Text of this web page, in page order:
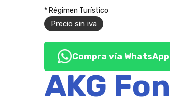
* Régimen Turístico
Precio sin iva
Compra vía WhatsApp
AKG